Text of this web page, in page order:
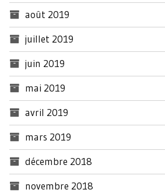
août 2019
juillet 2019
juin 2019
mai 2019
avril 2019
mars 2019
décembre 2018
novembre 2018